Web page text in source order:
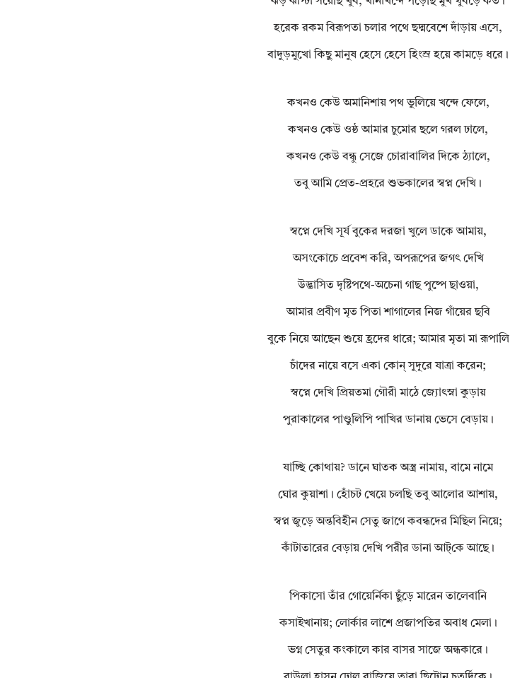
হরেক রকম বিরূপতা চলার পথে ছদ্মবেশে দাঁড়ায় এসে,
বাদুড়মুখো কিছু মানুষ হেসে হেসে হিংস্র হয়ে কামড়ে ধরে।
কখনও কেউ অমানিশায় পথ ভুলিয়ে খন্দে ফেলে,
কখনও কেউ ওষ্ঠ আমার চুমোর ছলে গরল ঢালে,
কখনও কেউ বন্ধু সেজে চোরাবালির দিকে ঠ্যালে,
তবু আমি প্রেত-প্রহরে শুভকালের স্বপ্ন দেখি।
স্বপ্নে দেখি সূর্য বুকের দরজা খুলে ডাকে আমায়,
অসংকোচে প্রবেশ করি, অপরূপের জগৎ দেখি
উদ্ভাসিত দৃষ্টিপথে-অচেনা গাছ পুষ্পে ছাওয়া,
আমার প্রবীণ মৃত পিতা শাগালের নিজ গাঁয়ের ছবি
বুকে নিয়ে আছেন শুয়ে হ্রদের ধারে; আমার মৃতা মা রূপালি
চাঁদের নায়ে বসে একা কোন্‌ সুদূরে যাত্রা করেন;
স্বপ্নে দেখি প্রিয়তমা গৌরী মাঠে জ্যোৎস্না কুড়ায়
পুরাকালের পাণ্ডুলিপি পাখির ডানায় ভেসে বেড়ায়।
যাচ্ছি কোথায়? ডানে ঘাতক অস্ত্র নামায়, বামে নামে
ঘোর কুয়াশা। হোঁচট খেয়ে চলছি তবু আলোর আশায়,
স্বপ্ন জুড়ে অন্তবিহীন সেতু জাগে কবন্ধদের মিছিল নিয়ে;
কাঁটাতারের বেড়ায় দেখি পরীর ডানা আট্‌কে আছে।
পিকাসো তাঁর গোয়ের্নিকা ছুঁড়ে মারেন তালেবানি
কসাইখানায়; লোর্কার লাশে প্রজাপতির অবাধ মেলা।
ভগ্ন সেতুর কংকালে কার বাসর সাজে অন্ধকারে।